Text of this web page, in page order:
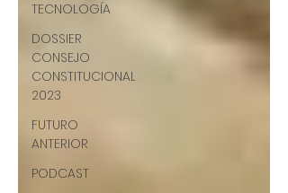
TECNOLOGÍA
DOSSIER
CONSEJO
CONSTITUCIONAL
2023
FUTURO
ANTERIOR
PODCAST